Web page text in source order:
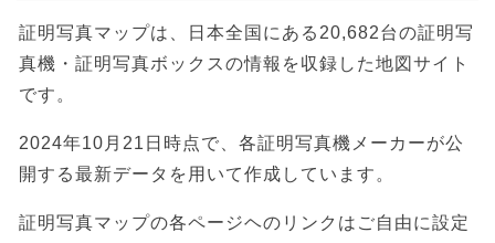
証明写真マップは、日本全国にある20,682台の証明写
真機・証明写真ボックスの情報を収録した地図サイト
です。
2024年10月21日時点で、各証明写真機メーカーが公
開する最新データを用いて作成しています。
証明写真マップの各ページヘのリンクはご自由に設定